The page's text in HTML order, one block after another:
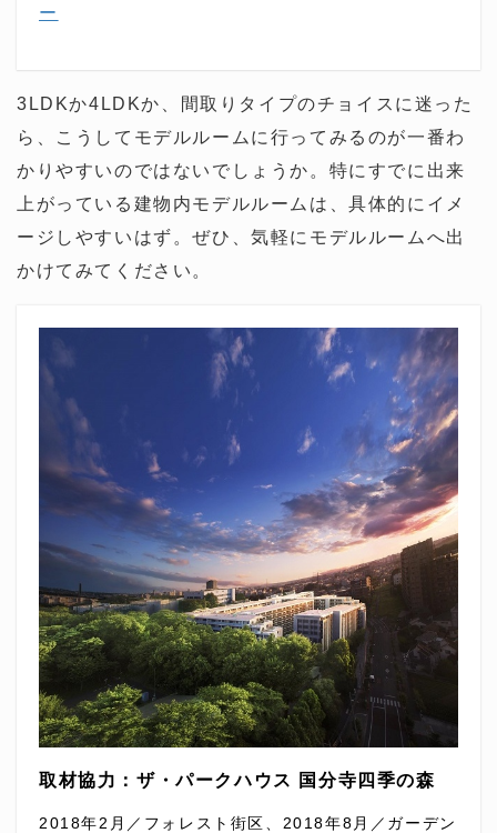
ー
3LDKか4LDKか、間取りタイプのチョイスに迷った
ら、こうしてモデルルームに行ってみるのが一番わ
かりやすいのではないでしょうか。特にすでに出来
上がっている建物内モデルルームは、具体的にイメ
ージしやすいはず。ぜひ、気軽にモデルルームへ出
かけてみてください。
取材協力：ザ・パークハウス 国分寺四季の森
2018年2月／フォレスト街区、2018年8月／ガーデン